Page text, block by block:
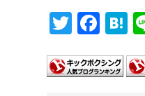
T
tt
F
e
H
e